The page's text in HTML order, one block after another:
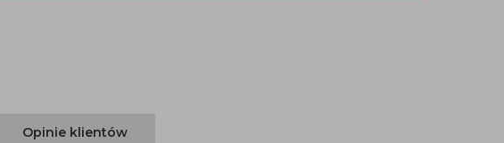
Opinie klientów